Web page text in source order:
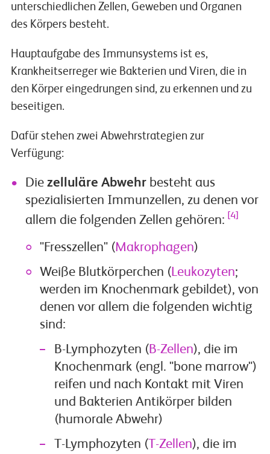
unterschiedlichen Zellen, Geweben und Organen
des Körpers besteht.
Hauptaufgabe des Immunsystems ist es,
Krankheitserreger wie Bakterien und Viren, die in
den Körper eingedrungen sind, zu erkennen und zu
beseitigen.
Dafür stehen zwei Abwehrstrategien zur
Verfügung:
Die zelluläre Abwehrbesteht aus
spezialisierten Immunzellen, zu denen vor
allem die folgenden Zellen gehören: [4]
"Fresszellen" (Makrophagen)
Weiße Blutkörperchen (Leukozyten;
werden im Knochenmark gebildet), von
denen vor allem die folgenden wichtig
sind:
B-Lymphozyten (B-Zellen), die im
Knochenmark (engl. "bone marrow")
reifen und nach Kontakt mit Viren
und Bakterien Antikörper bilden
(humorale Abwehr)
T-Lymphozyten ( T-Zellen), die im